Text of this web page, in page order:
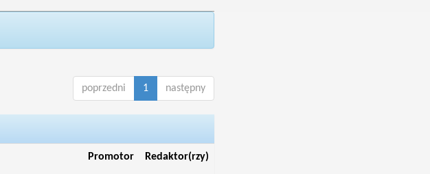
poprzedni 1 następny
Promotor Redaktor(rzy)